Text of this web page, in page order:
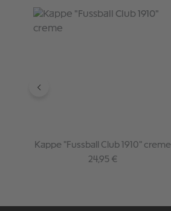
Produktgalerie überspringen
Kappe "Fussball Club 1910" creme
Regulärer Preis:
24,95 €